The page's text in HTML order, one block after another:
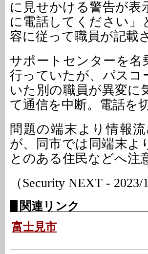
に見せかける警告が表
に電話してください」
容に従って職員が記載
サポートセンターを名
行っていたが、パスコ
いた別の職員が異変に
て通信を中断。電話を
問題の端末より情報
が、同市では同端末よ
とのある住民などへ注
（Security NEXT - 2023/
関連リンク
富士見市